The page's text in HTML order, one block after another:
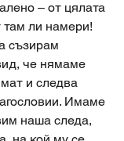
– от цялата
там ли намери!
съзирам
че нямаме
и следва
Имаме
наша следа,